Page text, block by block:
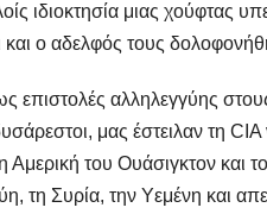
ιδιοκτησία μιας χούφτας
και ο αδελφός τους
επιστολές αλληλεγγύης
μας έστειλαν τη CIA
του Ουάσιγκτον και
τη Συρία, την Υεμένη και